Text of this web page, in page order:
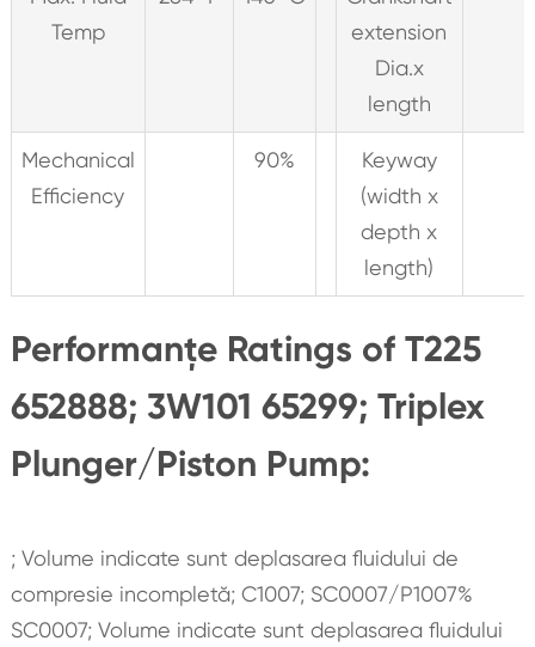
Temp
extension
Dia.x
length
Mechanical
Efficiency
90%
Keyway
(width x
depth x
length)
Performanțe Ratings of T225
652888; 3W101 65299; Triplex
Plunger/Piston Pump:
; Volume indicate sunt deplasarea fluidului de
compresie incompletă; C1007; SC0007/P1007%
SC0007; Volume indicate sunt deplasarea fluidului